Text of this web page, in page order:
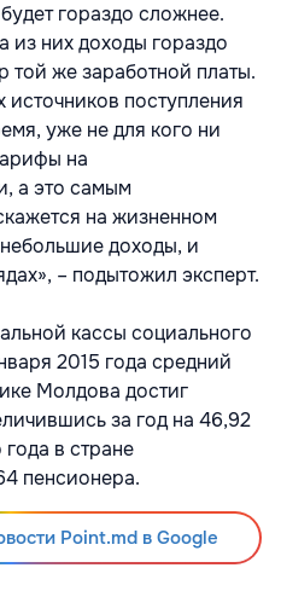
гораздо сложнее.
из них доходы гораздо
той же заработной платы.
источников поступления
уже не для кого ни
на
а это самым
на жизненном
доходы, и
– подытожил эксперт.
кассы социального
2015 года средний
Молдова достиг
за год на 46,92
в стране
пенсионера.
Point.md в Google